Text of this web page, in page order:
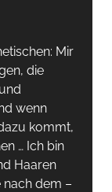
Mir
die
wenn
kommt,
… Ich bin
Haaren
dem –